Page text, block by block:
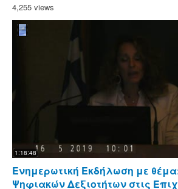
4,255 views
1:18:48
Ενημερωτική Εκδήλωση με
Ψηφιακών Δεξιοτήτων στις